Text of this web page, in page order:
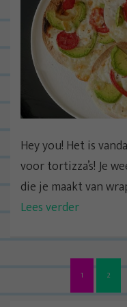
Hey you! Het is
voor tortizza’s! Je
die je maakt van
Lees verder
1 2